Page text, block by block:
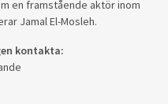
en framstående aktör inom
Jamal El-Mosleh.
kontakta: